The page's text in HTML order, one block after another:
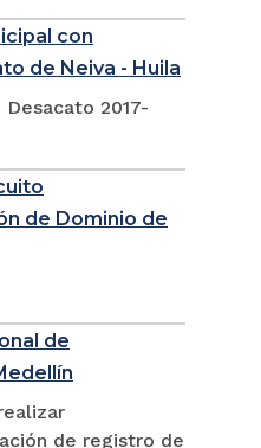
con
de Neiva - Huila
2017-
de Dominio de
de
de registro de